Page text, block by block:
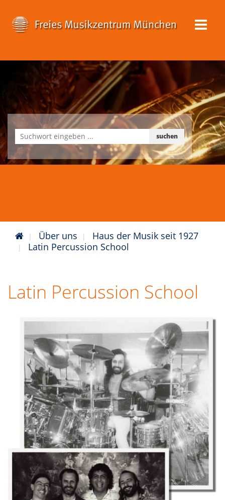
suchen
Über uns
Haus der Musik seit 1927
Latin Percussion School
Latin Percussion School